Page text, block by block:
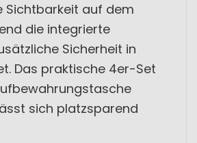
Sichtbarkeit auf dem
die integrierte
Sicherheit in
Das praktische 4er-Set
sich platzsparend